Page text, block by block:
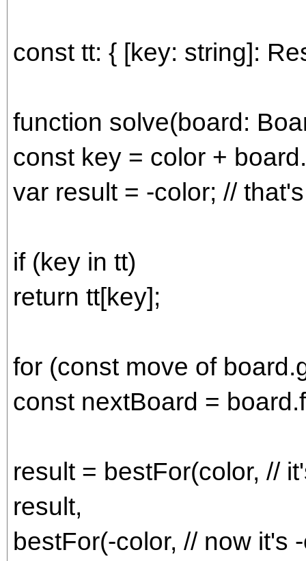
const tt: { [key: string]:
function solve(board:
const key = color +
var result = -color; //
if (key in tt)
return tt[key];
for (const move of
const nextBoard =
result = bestFor(color, //
result,
bestFor(-color, // now it's